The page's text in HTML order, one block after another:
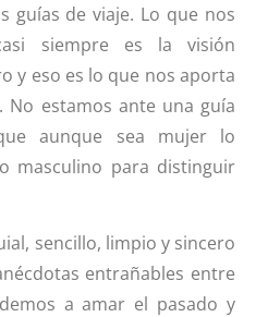
guías de viaje. Lo que nos
siempre es la visión
y eso es lo que nos aporta
No estamos ante una guía
aunque sea mujer lo
masculino para distinguir
sencillo, limpio y sincero
entrañables entre
a amar el pasado y